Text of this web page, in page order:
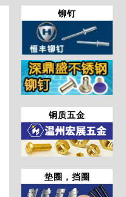
铆钉
铜质五金
垫圈，挡圈